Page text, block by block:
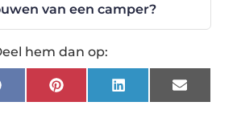
van een camper?
hem dan op:
FacebookPinterestLinkedInEmail